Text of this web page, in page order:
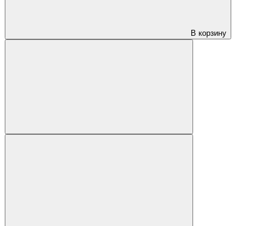
В корзину